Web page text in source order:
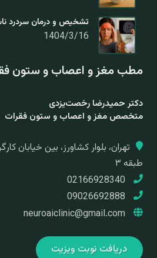
تشخیص و درمان سردرد
1404/3/16
مطب مغز و اعصاب و ستون
دکتر حمیدرضا رخصت‌یزدی
متخصص مغز و اعصاب و ستون فقرات
طبقه ۳
neuroaiclinic@gmail.com
دریافت نوبت ویزیت